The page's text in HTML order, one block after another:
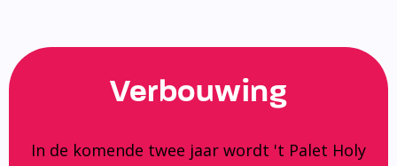
Verbouwing
In de komende twee jaar wordt 't Palet Holy